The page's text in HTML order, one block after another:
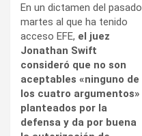
En un dictamen del pasado
martes al que ha tenido
acceso EFE, el juez
Jonathan Swift
consideró que no son
aceptables «ninguno de
los cuatro argumentos»
planteados por la
defensa y da por buena